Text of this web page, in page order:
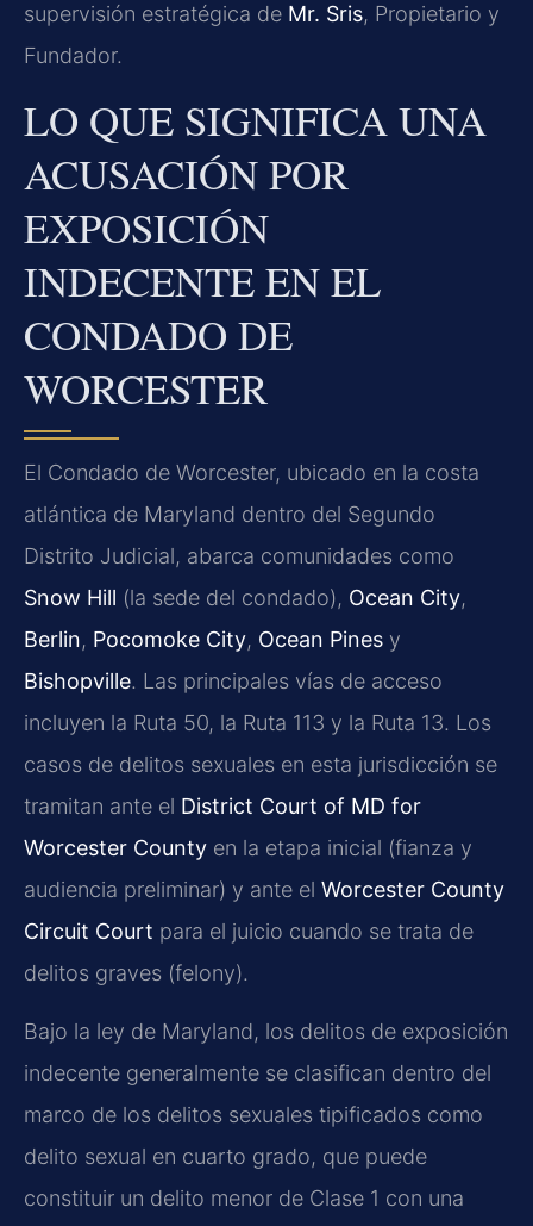
supervisión estratégica de Mr. Sris, Propietario y
Fundador.
LO QUE SIGNIFICA UNA
ACUSACIÓN POR
EXPOSICIÓN
INDECENTE EN EL
CONDADO DE
WORCESTER
El Condado de Worcester, ubicado en la costa
atlántica de Maryland dentro del Segundo
Distrito Judicial, abarca comunidades como
Snow Hill (la sede del condado), Ocean City,
Berlin, Pocomoke City, Ocean Pines y
Bishopville. Las principales vías de acceso
incluyen la Ruta 50, la Ruta 113 y la Ruta 13. Los
casos de delitos sexuales en esta jurisdicción se
tramitan ante el District Court of MD for
Worcester County en la etapa inicial (fianza y
audiencia preliminar) y ante el Worcester County
Circuit Court para el juicio cuando se trata de
delitos graves (felony).
Bajo la ley de Maryland, los delitos de exposición
indecente generalmente se clasifican dentro del
marco de los delitos sexuales tipificados como
delito sexual en cuarto grado, que puede
constituir un delito menor de Clase 1 con una